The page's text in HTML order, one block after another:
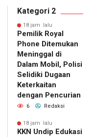
Kategori 2
18 jam lalu
Pemilik Royal
Phone Ditemukan
Meninggal di
Dalam Mobil, Polisi
Selidiki Dugaan
Keterkaitan
dengan Pencurian
6 Redaksi
18 jam lalu
KKN Undip Edukasi